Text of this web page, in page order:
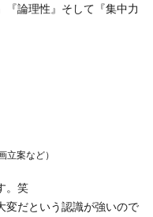
『論理性』そして『集中力
案など）
。笑
変だという認識が強いので